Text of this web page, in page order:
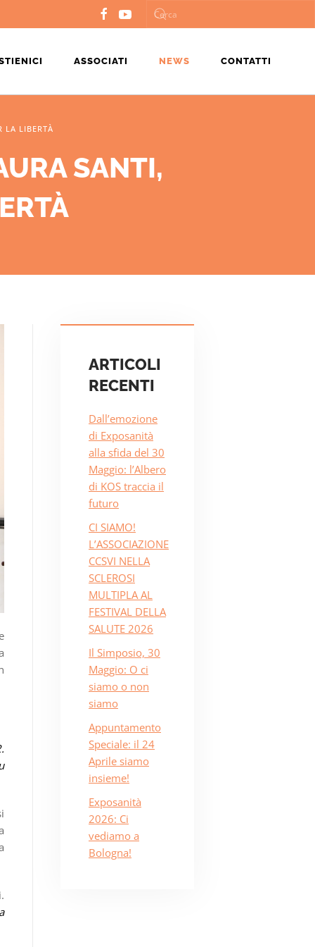
ASSOCIATI NEWS CONTATTI
LA LIBERTÀ
SANTI,
ARTICOLI
RECENTI
Dall’emozione
di Exposanità
alla sfida del 30
Maggio: l’Albero
di KOS traccia il
futuro
CI SIAMO!
L’ASSOCIAZIONE
CCSVI NELLA
SCLEROSI
MULTIPLA AL
FESTIVAL DELLA
SALUTE 2026
Il Simposio, 30
Maggio: O ci
siamo o non
siamo
Appuntamento
Speciale: il 24
Aprile siamo
insieme!
Exposanità
2026: Ci
vediamo a
Bologna!